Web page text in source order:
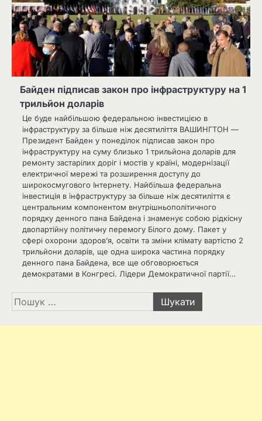
Байден підписав закон про інфраструктуру на 1
трильйон доларів
Це буде найбільшою федеральною інвестицією в
інфраструктуру за більше ніж десятиліття ВАШИНГТОН —
Президент Байден у понеділок підписав закон про
інфраструктуру на суму близько 1 трильйона доларів для
ремонту застарілих доріг і мостів у країні, модернізації
електричної мережі та розширення доступу до
широкосмугового Інтернету. Найбільша федеральна
інвестиція в інфраструктуру за більше ніж десятиліття є
центральним компонентом внутрішньополітичного
порядку денного пана Байдена і знаменує собою рідкісну
двопартійну політичну перемогу Білого дому. Пакет у
сфері охорони здоров’я, освіти та зміни клімату вартістю 2
трильйони доларів, ще одна широка частина порядку
денного пана Байдена, все ще обговорюється
демократами в Конгресі. Лідери Демократичної партії…
Пошук: